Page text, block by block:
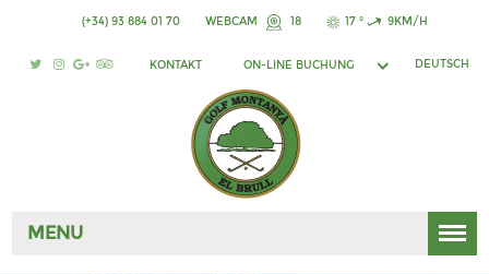
(+34) 93 884 01 70 WEBCAM 18 17 ° 9KM/H
KONTAKT ON-LINE BUCHUNG DEUTSCH
MENU